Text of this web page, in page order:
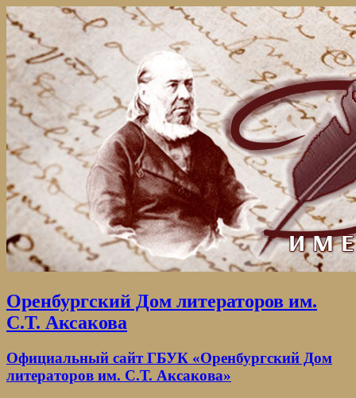
Оренбургский Дом литераторов им.
С.Т. Аксакова
Официальный сайт ГБУК «Оренбургский Дом
литераторов им. С.Т. Аксакова»